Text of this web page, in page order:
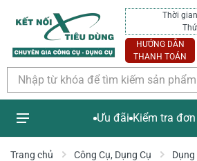
Thời
HƯỚNG DẪN
THANH TOÁN
Ưu đãi Kiểm tra đơn
Trang chủ Công Cụ, Dụng Cụ
Dụng